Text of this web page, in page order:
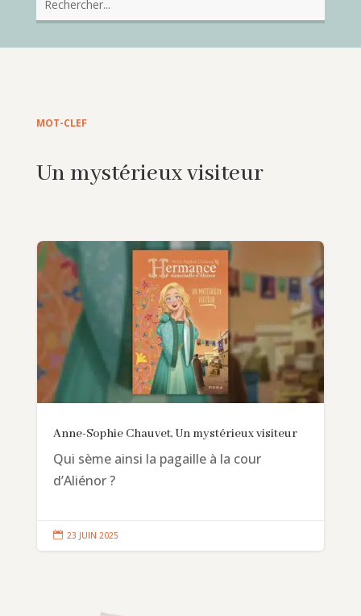
MOT-CLEF
Un mystérieux visiteur
Anne-Sophie Chauvet, Un mystérieux visiteur
Qui sème ainsi la pagaille à la cour
d’Aliénor ?
 23 JUIN 2025